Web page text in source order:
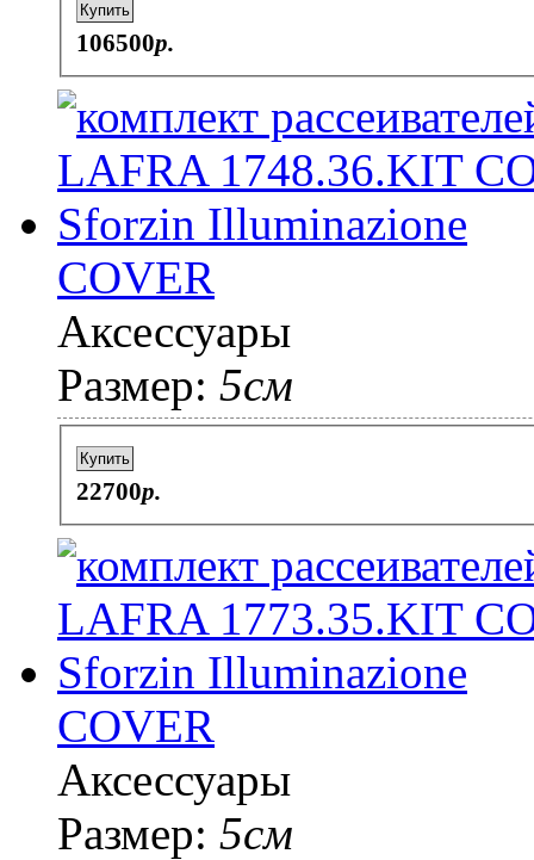
Купить
106500p.
COVER
Аксессуары
Размер: 5см
Купить
22700p.
COVER
Аксессуары
Размер: 5см